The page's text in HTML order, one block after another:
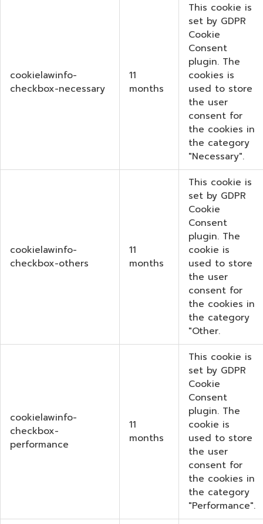
cookielawinfo-
checkbox-necessary
11
months
This cookie is
set by GDPR
Cookie
Consent
plugin. The
cookies is
used to store
the user
consent for
the cookies in
the category
"Necessary".
cookielawinfo-
checkbox-others
11
months
This cookie is
set by GDPR
Cookie
Consent
plugin. The
cookie is
used to store
the user
consent for
the cookies in
the category
"Other.
cookielawinfo-
checkbox-
performance
11
months
This cookie is
set by GDPR
Cookie
Consent
plugin. The
cookie is
used to store
the user
consent for
the cookies in
the category
"Performance".